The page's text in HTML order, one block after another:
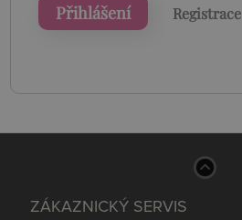
Přihlášení Registrace
ZÁKAZNICKÝ SERVIS